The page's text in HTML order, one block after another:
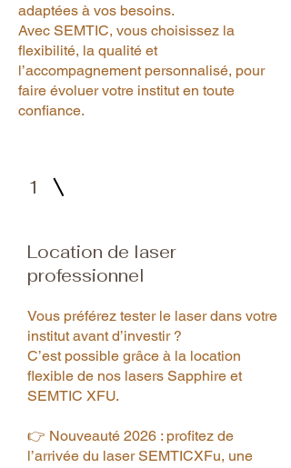
adaptées à vos besoins.
Avec SEMTIC, vous choisissez la
flexibilité, la qualité et
l’accompagnement personnalisé, pour
faire évoluer votre institut en toute
confiance.
1
Location de laser
professionnel
Vous préférez tester le laser dans votre
institut avant d’investir ?
C’est possible grâce à la location
flexible de nos lasers Sapphire et
SEMTIC XFU.
👉 Nouveauté 2026 : profitez de
l’arrivée du laser SEMTICXFu, une